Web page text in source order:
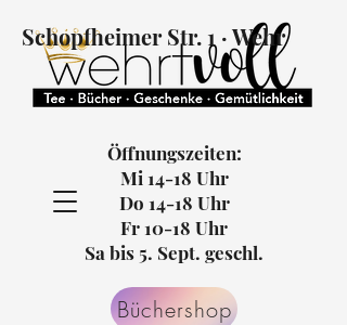
Schopfheimer Str. 1 · Wehr
Öffnungszeiten:
Mi 14-18 Uhr
Do 14-18 Uhr
Fr 10-18 Uhr
Sa bis 5. Sept. geschl.
Büchershop